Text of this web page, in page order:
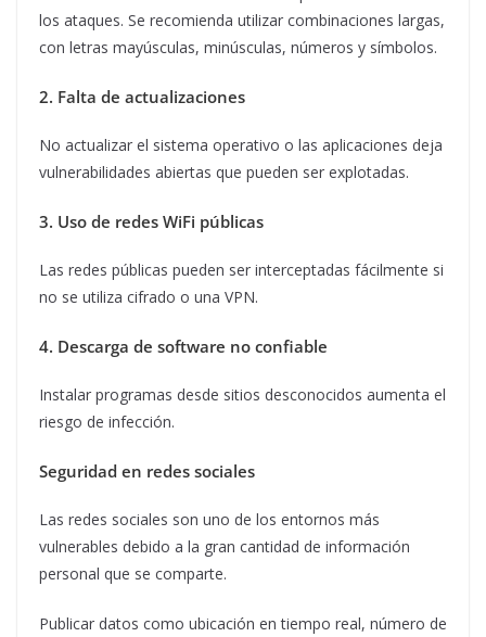
los ataques. Se recomienda utilizar combinaciones largas,
con letras mayúsculas, minúsculas, números y símbolos.
2. Falta de actualizaciones
No actualizar el sistema operativo o las aplicaciones deja
vulnerabilidades abiertas que pueden ser explotadas.
3. Uso de redes WiFi públicas
Las redes públicas pueden ser interceptadas fácilmente si
no se utiliza cifrado o una VPN.
4. Descarga de software no confiable
Instalar programas desde sitios desconocidos aumenta el
riesgo de infección.
Seguridad en redes sociales
Las redes sociales son uno de los entornos más
vulnerables debido a la gran cantidad de información
personal que se comparte.
Publicar datos como ubicación en tiempo real, número de